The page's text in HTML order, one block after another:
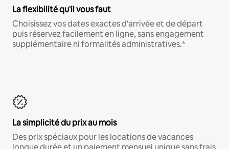
La flexibilité qu'il vous faut
Choisissez vos dates exactes d'arrivée et de départ
puis réservez facilement en ligne, sans engagement
supplémentaire ni formalités administratives.*
La simplicité du prix au mois
Des prix spéciaux pour les locations de vacances